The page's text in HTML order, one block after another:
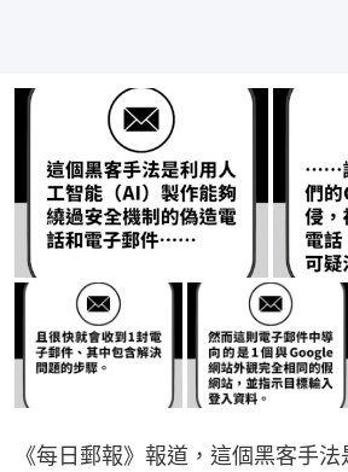
《每日郵報》報道，這個黑客手